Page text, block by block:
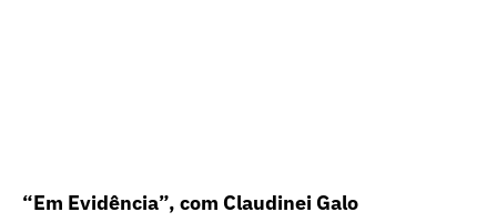
“Em Evidência”, com Claudinei Galo